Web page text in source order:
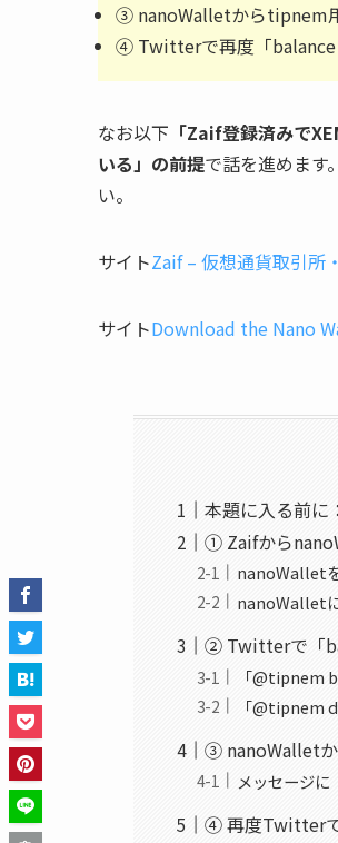
③ nanoWalletからtipnem
④ Twitterで再度「
なお以下 「Zaif登録済みで
いる」の前提で話を進めます
い。
サイトZaif – 仮想通貨取引所
サイトDownload the Nano
本題に入る前に
① Zaifから
nanoWallet
nanoWallet
② Twitterで「
「@tipnem
「@tipnem
③ nanoWallet
メッセージに
④ 再度Twitter